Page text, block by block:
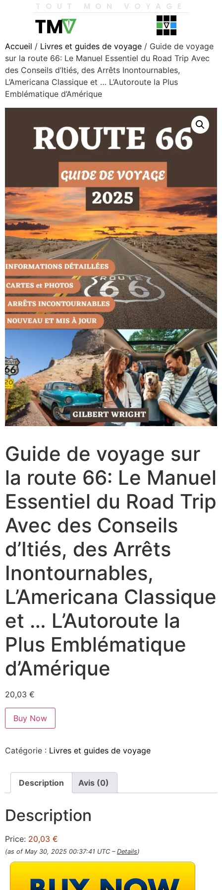
TOUT MON VOYAGE
Accueil / Livres et guides de voyage / Guide de voyage
sur la route 66: Le Manuel Essentiel du Road Trip Avec
des Conseils d’Itiés, des Arrêts Inontournables,
L’Americana Classique et … L’Autoroute la Plus
Emblématique d’Amérique
Guide de voyage sur
la route 66: Le Manuel
Essentiel du Road Trip
Avec des Conseils
d’Itiés, des Arrêts
Inontournables,
L’Americana Classique
et … L’Autoroute la
Plus Emblématique
d’Amérique
20,03 €
Buy Now
Catégorie : Livres et guides de voyage
Description Avis (0)
Description
Price: 20,03 €
(as of May 30, 2025 00:37:41 UTC – Details)